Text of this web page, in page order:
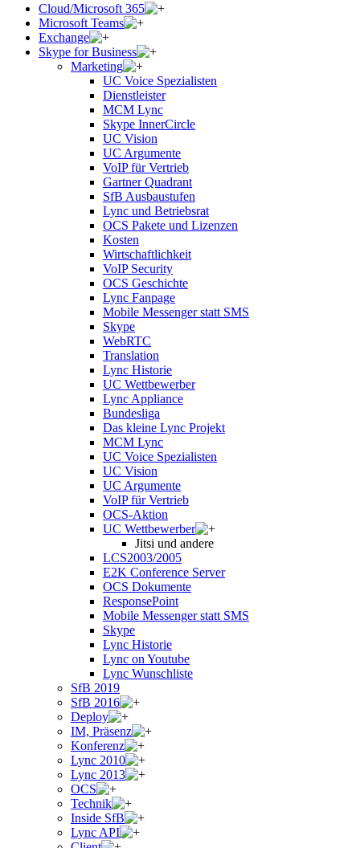
Cloud/Microsoft 365
Microsoft Teams
Exchange
Skype for Business
Marketing
UC Voice Spezialisten
Dienstleister
MCM Lync
Skype InnerCircle
UC Vision
UC Argumente
VoIP für Vertrieb
Gartner Quadrant
SfB Ausbaustufen
Lync und Betriebsrat
OCS Pakete und Lizenzen
Kosten
Wirtschaftlichkeit
VoIP Security
OCS Geschichte
Lync Fanpage
Mobile Messenger statt SMS
Skype
WebRTC
Translation
Lync Historie
UC Wettbewerber
Lync Appliance
Bundesliga
Das kleine Lync Projekt
MCM Lync
UC Voice Spezialisten
UC Vision
UC Argumente
VoIP für Vertrieb
OCS-Aktion
UC Wettbewerber
Jitsi und andere
LCS2003/2005
E2K Conference Server
OCS Dokumente
ResponsePoint
Mobile Messenger statt SMS
Skype
Lync Historie
Lync on Youtube
Lync Wunschliste
SfB 2019
SfB 2016
Deploy
IM, Präsenz
Konferenz
Lync 2010
Lync 2013
OCS
Technik
Inside SfB
Lync API